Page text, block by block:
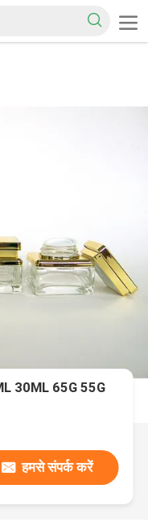
30ML 65G 55G
हमसे संपर्क करें